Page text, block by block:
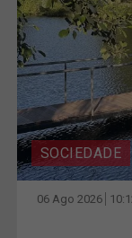
SOCIEDADE
06 Ago 2026